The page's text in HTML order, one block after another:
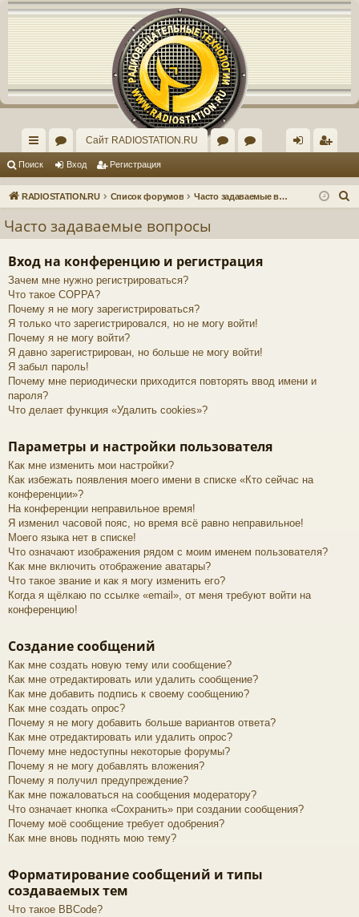
Регистрация
с
ы
и
ор
ум
Сайт RADIOSTATION.RU
ум
нд
ив
ль
но
е
ов
е
ан
ие
C
S
U
ив
ар
ог
ум
а
д ис
ац
Поиск Вход Регистрация
RADIOSTATION.RU Список форумов Часто задаваемые вопросы
Часто задаваемые вопросы
Вход на конференцию и регистрация
Зачем мне нужно регистрироваться?
Что такое COPPA?
Почему я не могу зарегистрироваться?
Я только что зарегистрировался, но не могу войти!
Почему я не могу войти?
Я давно зарегистрирован, но больше не могу войти!
Я забыл пароль!
Почему мне периодически приходится повторять ввод имени и
пароля?
Что делает функция «Удалить cookies»?
Параметры и настройки пользователя
Как мне изменить мои настройки?
Как избежать появления моего имени в списке «Кто сейчас на
конференции»?
На конференции неправильное время!
Я изменил часовой пояс, но время всё равно неправильное!
Моего языка нет в списке!
Что означают изображения рядом с моим именем пользователя?
Как мне включить отображение аватары?
Что такое звание и как я могу изменить его?
Когда я щёлкаю по ссылке «email», от меня требуют войти на
конференцию!
Создание сообщений
Как мне создать новую тему или сообщение?
Как мне отредактировать или удалить сообщение?
Как мне добавить подпись к своему сообщению?
Как мне создать опрос?
Почему я не могу добавить больше вариантов ответа?
Как мне отредактировать или удалить опрос?
Почему мне недоступны некоторые форумы?
Почему я не могу добавлять вложения?
Почему я получил предупреждение?
Как мне пожаловаться на сообщения модератору?
Что означает кнопка «Сохранить» при создании сообщения?
Почему моё сообщение требует одобрения?
Как мне вновь поднять мою тему?
Форматирование сообщений и типы
создаваемых тем
Что такое BBCode?